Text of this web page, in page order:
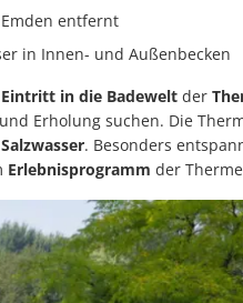
entfernt
in Innen- und Außenbecken
in die Badewelt der
Erholung suchen. Die
. Besonders
Erlebnisprogramm der